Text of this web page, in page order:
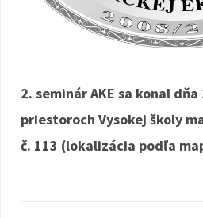
2. seminár AKE sa konal
priestoroch Vysokej školy
č. 113 (lokalizácia podľa